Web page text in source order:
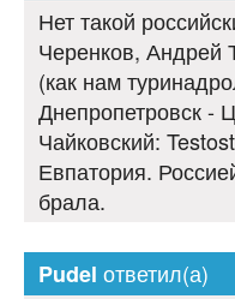
Нет такой
Черенков, Андрей
(как нам
Днепропетровск -
Чайковский:
Евпатория.
брала.
Pudel ответил(а)